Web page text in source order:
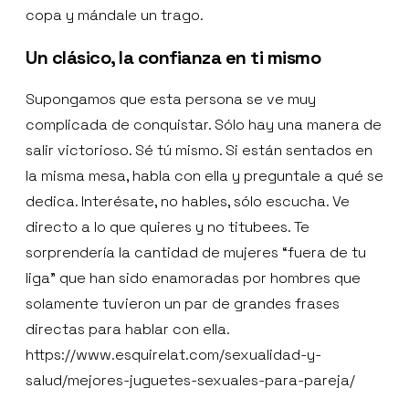
copa y mándale un trago.
Un clásico, la confianza en ti mismo
Supongamos que esta persona se ve muy
complicada de conquistar. Sólo hay una manera de
salir victorioso. Sé tú mismo. Si están sentados en
la misma mesa, habla con ella y preguntale a qué se
dedica. Interésate, no hables, sólo escucha. Ve
directo a lo que quieres y no titubees. Te
sorprendería la cantidad de mujeres “fuera de tu
liga” que han sido enamoradas por hombres que
solamente tuvieron un par de grandes frases
directas para hablar con ella.
https://www.esquirelat.com/sexualidad-y-
salud/mejores-juguetes-sexuales-para-pareja/